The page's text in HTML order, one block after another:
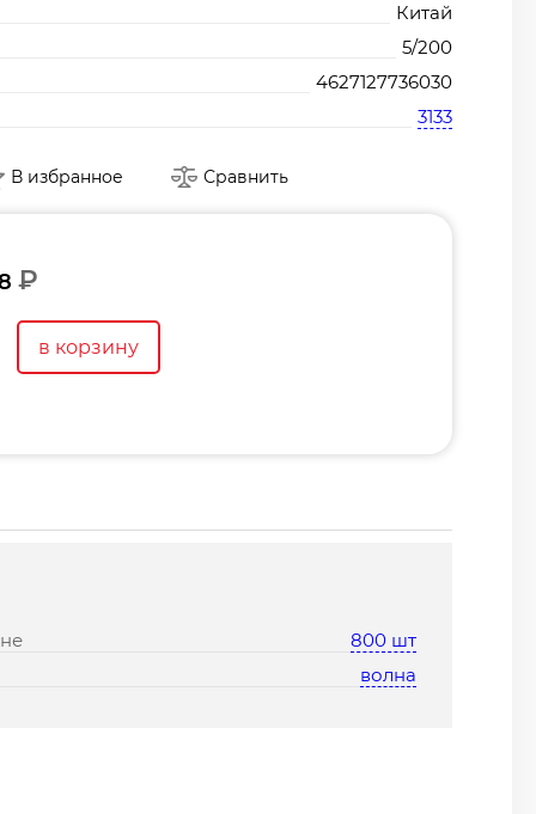
Китай
5/200
4627127736030
3133
В избранное Сравнить
₽
в корзину
800 шт
волна